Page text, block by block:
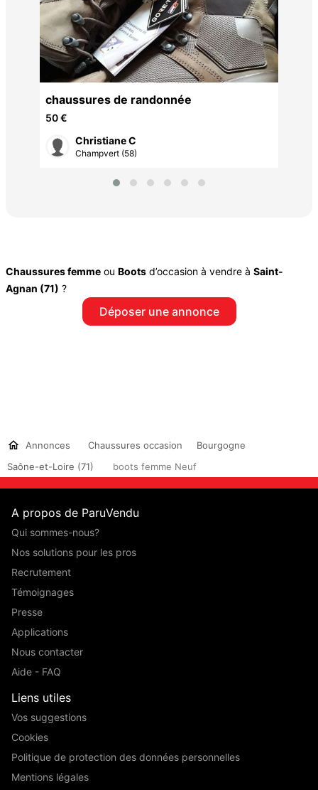
chaussures de randonnée
50 €
Christiane C
Champvert (58)
Chaussures femme ou Boots d’occasion à vendre à Saint-
Agnan (71) ?
Déposer une annonce
Annonces Chaussures occasion
Bourgogne
Saône-et-Loire (71)
boots femme Neuf
A propos de ParuVendu
Qui sommes-nous?
Nos solutions pour les pros
Recrutement
Témoignages
Presse
Applications
Nous contacter
Aide - FAQ
Liens utiles
Vos suggestions
Cookies
Politique de protection des données personnelles
Mentions légales